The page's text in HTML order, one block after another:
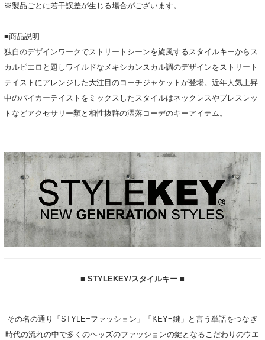
※製品ごとに若干誤差が生じる場合がございます。
■商品説明
独自のデザインワークでストリートシーンを旋風するスタイルキーからス
カルピエロと題しワイルドなメキシカンスカル調のデザインをストリート
テイストにアレンジした大注目のコーチジャケットが登場。近年人気上昇
中のバイカーテイストをミックスしたスタイルはネックレスやブレスレッ
トなどアクセサリー類と相性抜群の洒落コーデのキーアイテム。
■ STYLEKEY/スタイルキー ■
その名の通り「STYLE=ファッション」「KEY=鍵」と言う単語をつなぎ
時代の流れの中で多くのヘッズのファッションの鍵となるこだわりのウエ